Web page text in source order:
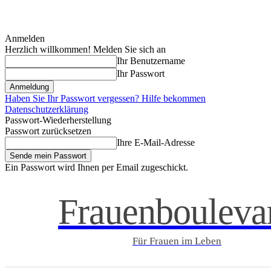
Anmelden
Herzlich willkommen! Melden Sie sich an
Ihr Benutzername
Ihr Passwort
Haben Sie Ihr Passwort vergessen? Hilfe bekommen
Datenschutzerklärung
Passwort-Wiederherstellung
Passwort zurücksetzen
Ihre E-Mail-Adresse
Ein Passwort wird Ihnen per Email zugeschickt.
Für Frauen im Leben